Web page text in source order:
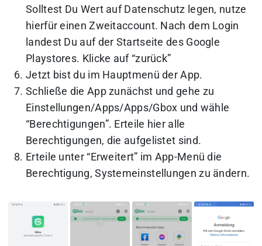
Solltest Du Wert auf Datenschutz legen, nutze
hierfür einen Zweitaccount. Nach dem Login
landest Du auf der Startseite des Google
Playstores. Klicke auf “zurück”
Jetzt bist du im Hauptmenü der App.
Schließe die App zunächst und gehe zu
Einstellungen/Apps/Apps/Gbox und wähle
“Berechtigungen”. Erteile hier alle
Berechtigungen, die aufgelistet sind.
Erteile unter “Erweitert” im App-Menü die
Berechtigung, Systemeinstellungen zu ändern.